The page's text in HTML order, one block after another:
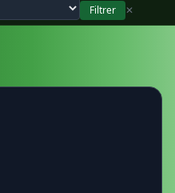
Filtrer
✕